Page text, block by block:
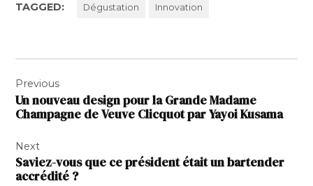
TAGGED: Dégustation Innovation
de
l’article
Previous
Un nouveau design pour la Grande Madame
Champagne de Veuve Clicquot par Yayoi Kusama
Next
Saviez-vous que ce président était un bartender
accrédité ?